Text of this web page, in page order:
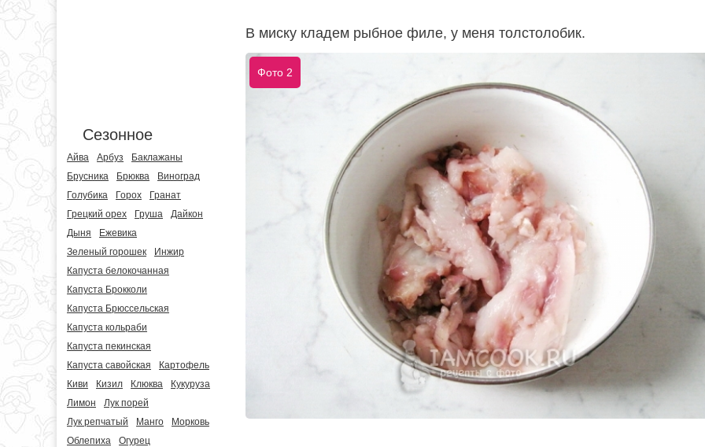
Сезонное
Айва Арбуз
Баклажаны
Брусника
Брюква
Виноград
Голубика
Горох
Гранат
Грецкий орех
Груша
Дайкон
Дыня
Ежевика
Зеленый горошек
Инжир
Капуста белокочанная
Капуста Брокколи
Капуста Брюссельская
Капуста кольраби
Капуста пекинская
Капуста савойская
Картофель
Киви
Кизил Клюква
Кукуруза
Лимон
Лук порей
Лук репчатый
Манго
Морковь
Облепиха
Огурец
В миску кладем рыбное филе, у меня толстолобик.
Фото 2